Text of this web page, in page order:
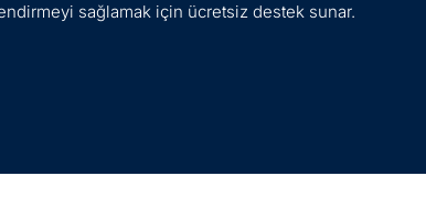
sağlamak için ücretsiz destek sunar.